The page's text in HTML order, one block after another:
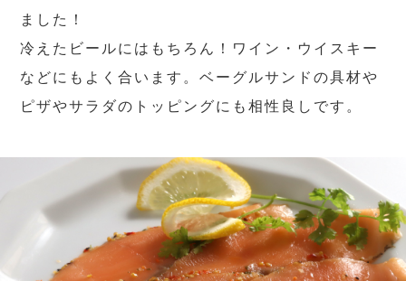
ました！
冷えたビールにはもちろん！ワイン・ウイスキー
などにもよく合います。ベーグルサンドの具材や
ピザやサラダのトッピングにも相性良しです。